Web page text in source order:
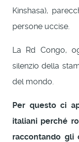
Kinshasa),
persone uccise.
La Rd Congo,
silenzio della
del mondo.
Per questo ci
italiani perché
raccontando gli